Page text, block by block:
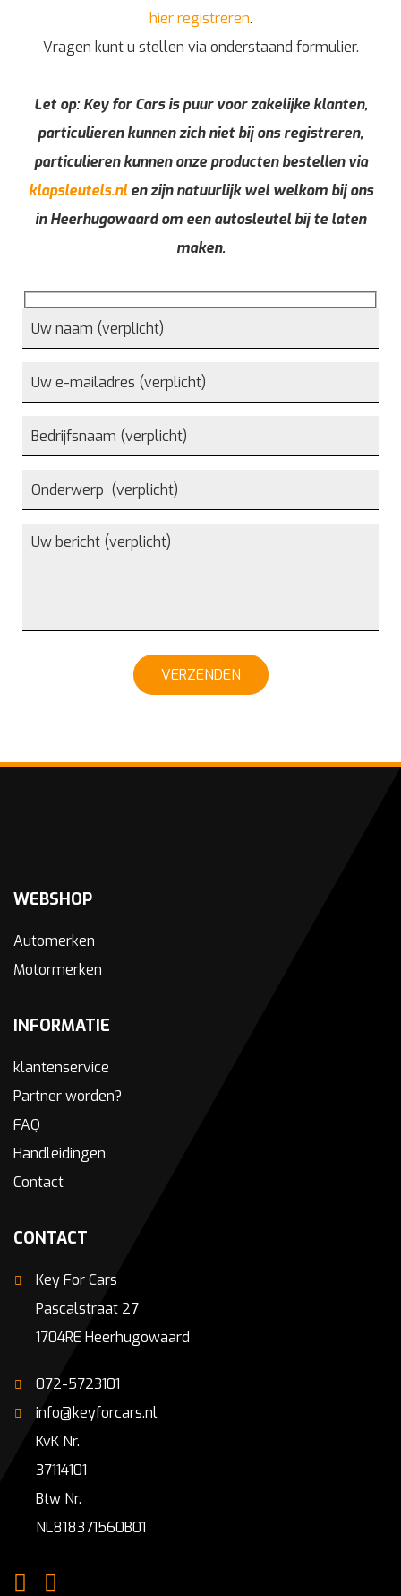
hier registreren.
Vragen kunt u stellen via onderstaand formulier.
Let op: Key for Cars is puur voor zakelijke klanten,
particulieren kunnen zich niet bij ons registreren,
particulieren kunnen onze producten bestellen via
klapsleutels.nlen zijn natuurlijk wel welkom bij ons
in Heerhugowaard om een autosleutel bij te laten
maken.
VERZENDEN
WEBSHOP
Automerken
Motormerken
INFORMATIE
klantenservice
Partner worden?
FAQ
Handleidingen
Contact
CONTACT
Key For Cars
Pascalstraat 27
1704RE Heerhugowaard
072-5723101
info@keyforcars.nl
KvK Nr.
37114101
Btw Nr.
NL818371560B01